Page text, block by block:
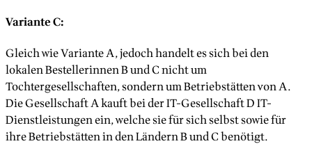
Variante C:
Gleich wie Variante A, jedoch handelt es sich bei den
lokalen Bestellerinnen B und C nicht um
Tochtergesellschaften, sondern um Betriebstätten von A.
Die Gesellschaft A kauft bei der IT-Gesellschaft D IT-
Dienstleistungen ein, welche sie für sich selbst sowie für
ihre Betriebstätten in den Ländern B und C benötigt.